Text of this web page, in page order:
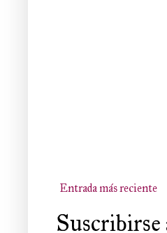
Entrada más reciente
Suscribirse